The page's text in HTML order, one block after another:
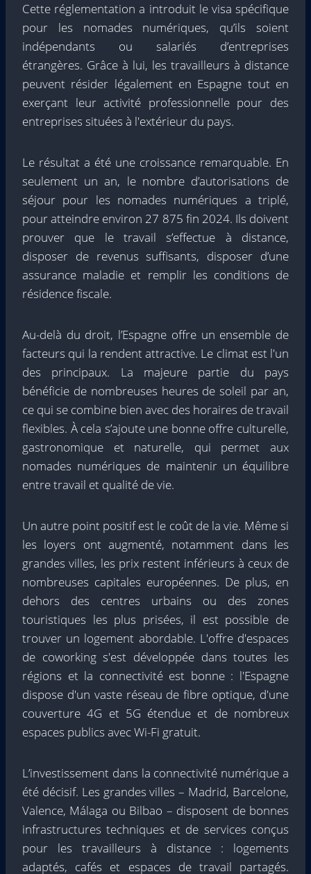
Cette réglementation a introduit le visa spécifique
pour les nomades numériques, qu’ils soient
indépendants ou salariés d’entreprises
étrangères. Grâce à lui, les travailleurs à distance
peuvent résider légalement en Espagne tout en
exerçant leur activité professionnelle pour des
entreprises situées à l'extérieur du pays.
Le résultat a été une croissance remarquable. En
seulement un an, le nombre d’autorisations de
séjour pour les nomades numériques a triplé,
pour atteindre environ 27 875 fin 2024. Ils doivent
prouver que le travail s’effectue à distance,
disposer de revenus suffisants, disposer d’une
assurance maladie et remplir les conditions de
résidence fiscale.
Au-delà du droit, l’Espagne offre un ensemble de
facteurs qui la rendent attractive. Le climat est l'un
des principaux. La majeure partie du pays
bénéficie de nombreuses heures de soleil par an,
ce qui se combine bien avec des horaires de travail
flexibles. À cela s’ajoute une bonne offre culturelle,
gastronomique et naturelle, qui permet aux
nomades numériques de maintenir un équilibre
entre travail et qualité de vie.
Un autre point positif est le coût de la vie. Même si
les loyers ont augmenté, notamment dans les
grandes villes, les prix restent inférieurs à ceux de
nombreuses capitales européennes. De plus, en
dehors des centres urbains ou des zones
touristiques les plus prisées, il est possible de
trouver un logement abordable. L'offre d'espaces
de coworking s'est développée dans toutes les
régions et la connectivité est bonne : l'Espagne
dispose d'un vaste réseau de fibre optique, d'une
couverture 4G et 5G étendue et de nombreux
espaces publics avec Wi-Fi gratuit.
L’investissement dans la connectivité numérique a
été décisif. Les grandes villes – Madrid, Barcelone,
Valence, Málaga ou Bilbao – disposent de bonnes
infrastructures techniques et de services conçus
pour les travailleurs à distance : logements
adaptés, cafés et espaces de travail partagés.